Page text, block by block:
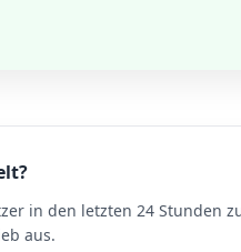
in den letzten 24 Stunden
aus.